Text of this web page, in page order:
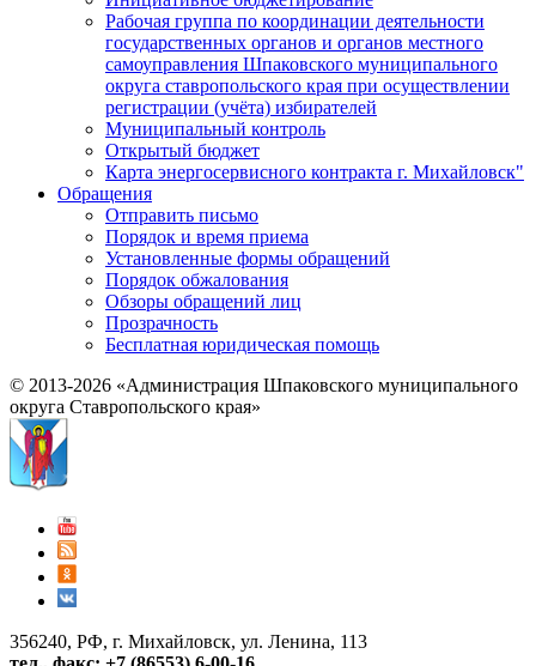
Рабочая группа по координации деятельности
государственных органов и органов местного
самоуправления Шпаковского муниципального
округа ставропольского края при осуществлении
регистрации (учёта) избирателей
Муниципальный контроль
Открытый бюджет
Карта энергосервисного контракта г. Михайловск"
Обращения
Отправить письмо
Порядок и время приема
Установленные формы обращений
Порядок обжалования
Обзоры обращений лиц
Прозрачность
Бесплатная юридическая помощь
© 2013-2026 «Администрация Шпаковского муниципального
округа Ставропольского края»
356240, РФ, г. Михайловск, ул. Ленина, 113